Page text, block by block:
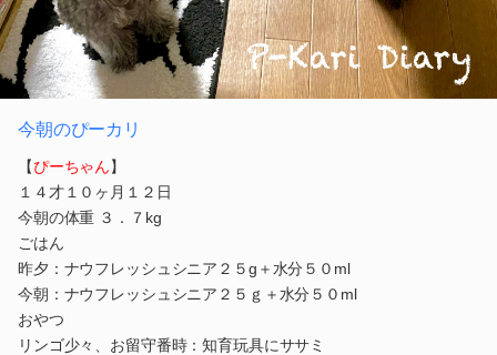
今朝のぴーカリ
【ぴーちゃん】
１４才１０ヶ月１２日
今朝の体重 ３．７kg
ごはん
昨夕：ナウフレッシュシニア２５g＋水分５０ml
今朝：ナウフレッシュシニア２５ｇ＋水分５０ml
おやつ
リンゴ少々、お留守番時：知育玩具にササミ